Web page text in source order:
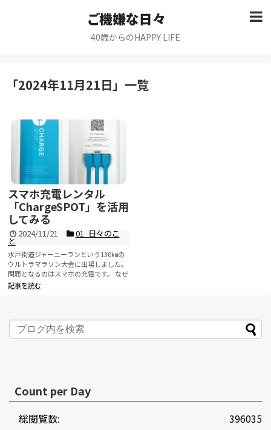
ご機嫌な日々
40歳からのHAPPY LIFE
「2024年11月21日」 一覧
スマホ充電レンタル
「ChargeSPOT」を活用
してみる
2024/11/21 01_日々のこ
と
水戸街道ジャーニーランという130㎞の
ウルトラマラソン大会に出場しました。
問題となるのはスマホの充電です。 なぜ
ならドラクエウ...
記事を読む
Count per Day
396035
総閲覧数: